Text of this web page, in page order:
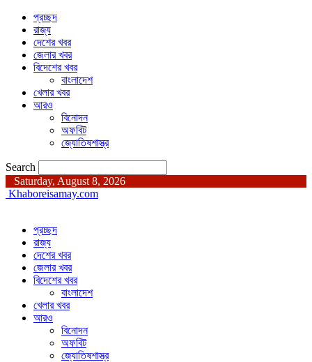
প্রচ্ছদ
রাজ্য
দেশের খবর
জেলার খবর
বিদেশের খবর
বাংলাদেশ
খেলার খবর
আরও
বিনোদন
অফবিট
জ্যোতিষশাস্ত্র
Search
Saturday, August 8, 2026
Khaboreisamay.com
প্রচ্ছদ
রাজ্য
দেশের খবর
জেলার খবর
বিদেশের খবর
বাংলাদেশ
খেলার খবর
আরও
বিনোদন
অফবিট
জ্যোতিষশাস্ত্র